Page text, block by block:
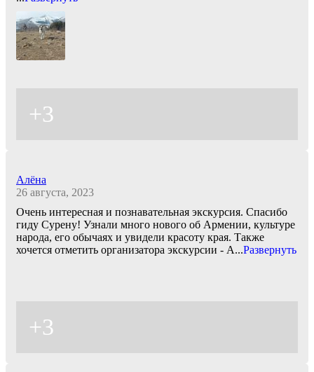
+3
Алёна
26 августа, 2023
Очень интересная и познавательная экскурсия. Спасибо
гиду Сурену! Узнали много нового об Армении, культуре
народа, его обычаях и увидели красоту края. Также
хочется отметить организатора экскурсии - А...Развернуть
+3